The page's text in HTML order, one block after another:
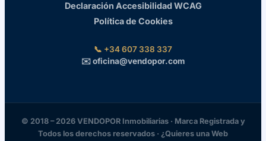
Declaración Accesibilidad WCAG
Política de Cookies
📞 +34 607 338 337
✉️ oficina@vendopor.com
© 2018 – 2026 VENDOPOR Inmobiliarias · Marca Registrada y
Todos los derechos reservados · ¿Quieres una Web